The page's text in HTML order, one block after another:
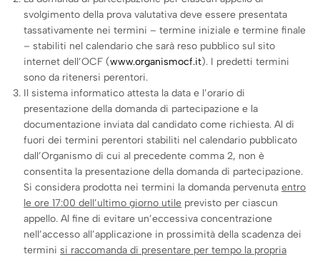
svolgimento della prova valutativa deve essere presentata
tassativamente nei termini – termine iniziale e termine finale
– stabiliti nel calendario che sarà reso pubblico sul sito
internet dell’OCF (www.organismocf.it). I predetti termini
sono da ritenersi perentori.
Il sistema informatico attesta la data e l’orario di
presentazione della domanda di partecipazione e la
documentazione inviata dal candidato come richiesta. Al di
fuori dei termini perentori stabiliti nel calendario pubblicato
dall’Organismo di cui al precedente comma 2, non è
consentita la presentazione della domanda di partecipazione.
Si considera prodotta nei termini la domanda pervenutaentro
le ore 17:00 dell’ultimo giorno utile previsto per ciascun
appello. Al fine di evitare un’eccessiva concentrazione
nell’accesso all’applicazione in prossimità della scadenza dei
terminisi raccomanda di presentare per tempo la propria